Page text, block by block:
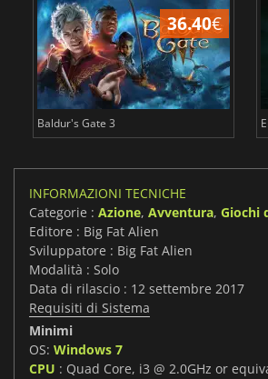
36.40€
Baldur's Gate 3
INFORMAZIONI TECNICHE
Categorie : Azione, Avventura, Giochi
Editore : Big Fat Alien
Sviluppatore : Big Fat Alien
Modalità : Solo
Data di rilascio : 12 settembre 2017
Requisiti di Sistema
Minimi
OS: Windows 7
CPU : Quad Core, i3 @ 2.0GHz or